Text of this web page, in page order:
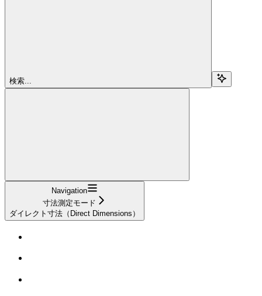
検索...
Navigation
寸法測定モード
ダイレクト寸法（Direct Dimensions）